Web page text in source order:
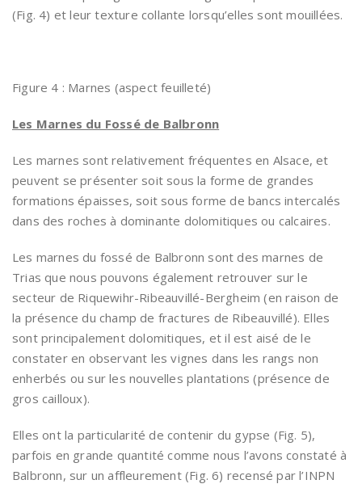
(Fig. 4) et leur texture collante lorsqu’elles sont mouillées.
Figure 4 : Marnes (aspect feuilleté)
Les Marnes du Fossé de Balbronn
Les marnes sont relativement fréquentes en Alsace, et
peuvent se présenter soit sous la forme de grandes
formations épaisses, soit sous forme de bancs intercalés
dans des roches à dominante dolomitiques ou calcaires.
Les marnes du fossé de Balbronn sont des marnes de
Trias que nous pouvons également retrouver sur le
secteur de Riquewihr-Ribeauvillé-Bergheim (en raison de
la présence du champ de fractures de Ribeauvillé). Elles
sont principalement dolomitiques, et il est aisé de le
constater en observant les vignes dans les rangs non
enherbés ou sur les nouvelles plantations (présence de
gros cailloux).
Elles ont la particularité de contenir du gypse (Fig. 5),
parfois en grande quantité comme nous l’avons constaté à
Balbronn, sur un affleurement (Fig. 6) recensé par l’INPN